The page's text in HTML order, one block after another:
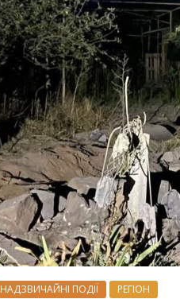
НАДЗВИЧАЙНІ ПОДІЇ РЕГІОН